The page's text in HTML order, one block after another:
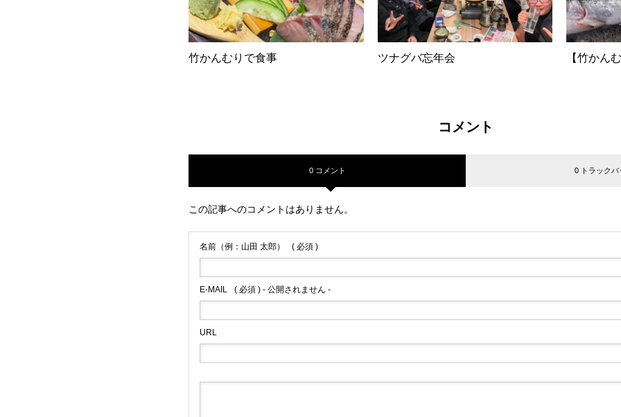
竹かんむりで食事 ツナグバ忘年会 【竹かん
コメント
0 コメント 0 トラックバ
この記事へのコメントはありません。
名前（例：山田 太郎） ( 必須 )
E-MAIL ( 必須 ) - 公開されません -
URL